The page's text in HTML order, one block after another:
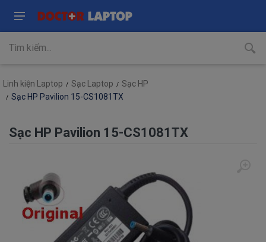
Linh kiện Laptop Sạc Laptop
Sạc HP
Sạc HP Pavilion 15-CS1081TX
Sạc HP Pavilion 15-CS1081TX